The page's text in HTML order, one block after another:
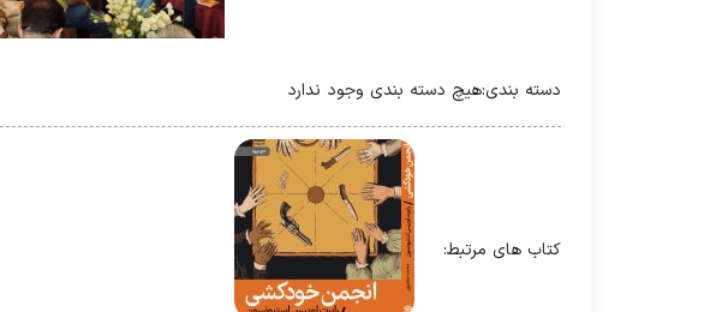
دسته بندی:هیچ دسته بندی وجود ندارد
کتاب های مرتبط: